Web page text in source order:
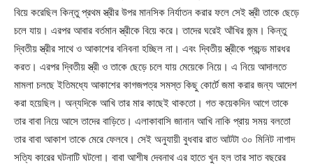
বিয়ে করেছিল কিন্তু প্রথম স্ত্রীর উপর মানসিক নির্যাতন করার ফলে সেই স্ত্রী তাকে ছেড়ে
চলে যায়। এরপর আবার বর্তমান স্ত্রীকে বিয়ে করে। তাদের ঘরেই আঁখির জন্ম। কিন্তু
দ্বিতীয় স্ত্রীর সাথে ও আকাশের বনিবনা হচ্ছিল না। এবং দ্বিতীয় স্ত্রীকে প্রচন্ড মারধর
করত। এরপর দ্বিতীয় স্ত্রী ও তাকে ছেড়ে চলে যায় মেয়েকে নিয়ে। এ নিয়ে আদালতে
মামলা চলছে ইতিমধ্যে আকাশের কাগজপত্র সমস্ত কিছু কোর্টে জমা করার জন্য আদেশ
করা হয়েছিল। অন্যদিকে আখি তার মার কাছেই থাকতো। গত কয়েকদিন আগে তাকে
তার বাবা নিয়ে আসে তাদের বাড়িতে। এলাকাবাসি জানান আখি নাকি প্রায় সময় বলতো
তার বাবা আকাশ তাকে মেরে ফেলবে। সেই অনুযায়ী বুধবার রাত আটটা ৩০ মিনিট নাগাদ
সত্যি কারের ঘটনাটি ঘটলো। বাবা আশীষ দেবনাথ এর হাতে খুন হল তার সাত বছরের